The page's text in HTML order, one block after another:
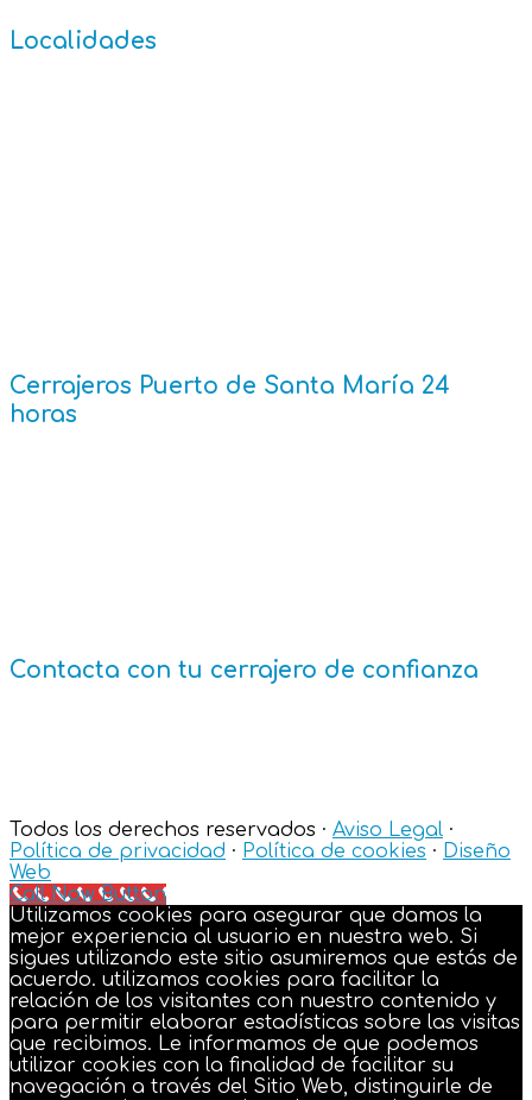
Localidades
Cerrajeros Puerto de Santa María 24
horas
Contacta con tu cerrajero de confianza
Todos los derechos reservados · Aviso Legal ·
Política de privacidad · Política de cookies · Diseño
Web
Call Now Button
Utilizamos cookies para asegurar que damos la
mejor experiencia al usuario en nuestra web. Si
sigues utilizando este sitio asumiremos que estás de
acuerdo. utilizamos cookies para facilitar la
relación de los visitantes con nuestro contenido y
para permitir elaborar estadísticas sobre las visitas
que recibimos. Le informamos de que podemos
utilizar cookies con la finalidad de facilitar su
navegación a través del Sitio Web, distinguirle de